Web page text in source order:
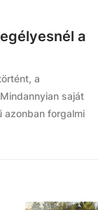
a
a
saját
azonban forgalmi